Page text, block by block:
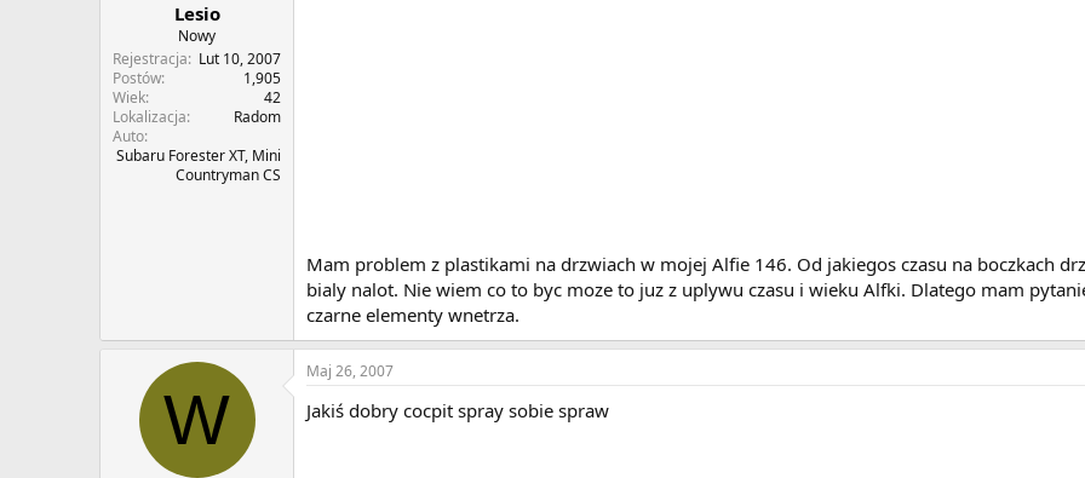
Lesio
Nowy
Rejestracja
Lut 10, 2007
Postów
1,905
Wiek
42
Lokalizacja
Radom
Auto
Subaru Forester XT, Mini
Countryman CS
Mam problem z plastikami na drzwiach w mojej Alfie 146. Od jakiegos czasu na boczkach
bialy nalot. Nie wiem co to byc moze to juz z uplywu czasu i wieku Alfki. Dlatego mam
czarne elementy wnetrza.
W
Maj 26, 2007
Jakiś dobry cocpit spray sobie spraw